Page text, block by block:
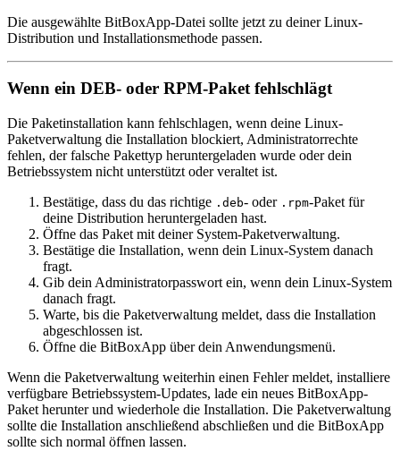
Die ausgewählte BitBoxApp-Datei sollte jetzt zu deiner Linux-
Distribution und Installationsmethode passen.
Wenn ein DEB- oder RPM-Paket fehlschlägt
Die Paketinstallation kann fehlschlagen, wenn deine Linux-
Paketverwaltung die Installation blockiert, Administratorrechte
fehlen, der falsche Pakettyp heruntergeladen wurde oder dein
Betriebssystem nicht unterstützt oder veraltet ist.
Bestätige, dass du das richtige .deb- oder .rpm-Paket für
deine Distribution heruntergeladen hast.
Öffne das Paket mit deiner System-Paketverwaltung.
Bestätige die Installation, wenn dein Linux-System danach
fragt.
Gib dein Administratorpasswort ein, wenn dein Linux-System
danach fragt.
Warte, bis die Paketverwaltung meldet, dass die Installation
abgeschlossen ist.
Öffne die BitBoxApp über dein Anwendungsmenü.
Wenn die Paketverwaltung weiterhin einen Fehler meldet, installiere
verfügbare Betriebssystem-Updates, lade ein neues BitBoxApp-
Paket herunter und wiederhole die Installation. Die Paketverwaltung
sollte die Installation anschließend abschließen und die BitBoxApp
sollte sich normal öffnen lassen.